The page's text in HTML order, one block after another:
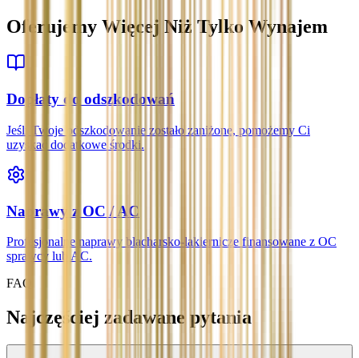
Oferujemy Więcej Niż Tylko Wynajem
Dopłaty do odszkodowań
Jeśli Twoje odszkodowanie zostało zaniżone, pomożemy Ci
uzyskać dodatkowe środki.
Naprawy z OC / AC
Profesjonalne naprawy blacharsko-lakiernicze finansowane z OC
sprawcy lub AC.
FAQ
Najczęściej zadawane pytania